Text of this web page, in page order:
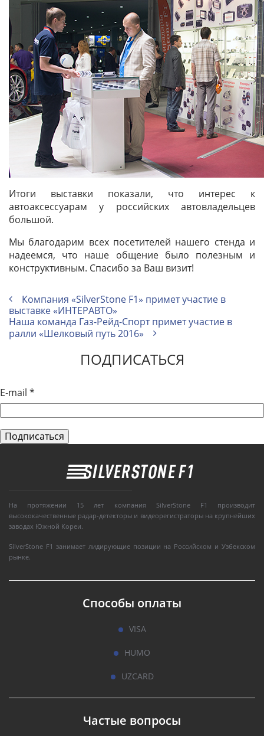
Итоги выставки показали, что интерес к
автоаксессуарам у российских автовладельцев
большой.
Мы благодарим всех посетителей нашего стенда и
надеемся, что наше общение было полезным и
конструктивным. Спасибо за Ваш визит!
Компания «SilverStone F1» примет участие в
выставке «ИНТЕРАВТО»
Наша команда Газ-Рейд-Спорт примет участие в
ралли «Шелковый путь 2016»
ПОДПИСАТЬСЯ
E-mail *
На протяжении 15 лет компания SilverStone F1 производит
высококачественные радар-детекторы и видеорегистраторы на крупнейших
заводах Южной Кореи.
SilverStone F1 занимает лидирующие позиции на Российском и Узбекском
рынке.
Способы оплаты
VISA
HUMO
UZCARD
Частые вопросы